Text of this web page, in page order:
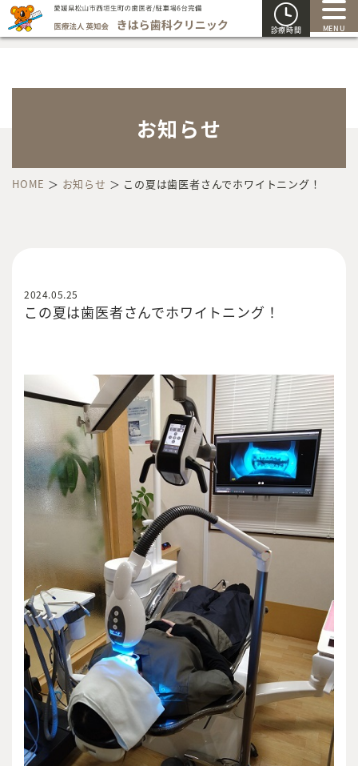
診療時間 MENU
お知らせ
HOME ＞ お知らせ ＞ この夏は歯医者さんでホワイトニング！
2024.05.25
この夏は歯医者さんでホワイトニング！